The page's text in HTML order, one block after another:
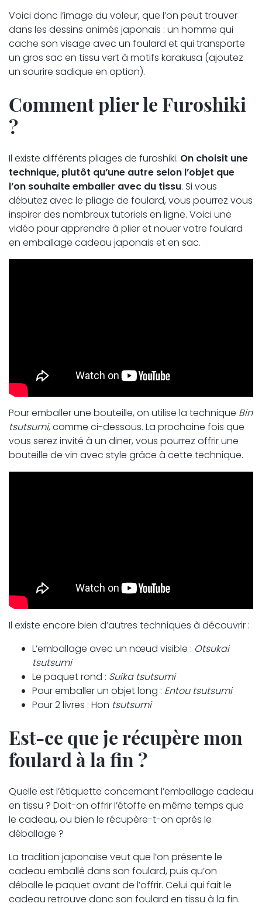
Voici donc l’image du voleur, que l’on peut trouver
dans les dessins animés japonais : un homme qui
cache son visage avec un foulard et qui transporte
un gros sac en tissu vert à motifs karakusa (ajoutez
un sourire sadique en option).
Comment plier le Furoshiki
?
Il existe différents pliages de furoshiki. On choisit une
technique, plutôt qu’une autre selon l’objet que
l’on souhaite emballer avec du tissu. Si vous
débutez avec le pliage de foulard, vous pourrez vous
inspirer des nombreux tutoriels en ligne. Voici une
vidéo pour apprendre à plier et nouer votre foulard
en emballage cadeau japonais et en sac.
Pour emballer une bouteille, on utilise la technique Bin
tsutsumi, comme ci-dessous. La prochaine fois que
vous serez invité à un diner, vous pourrez offrir une
bouteille de vin avec style grâce à cette technique.
Il existe encore bien d’autres techniques à découvrir :
L’emballage avec un nœud visible : Otsukai
tsutsumi
Le paquet rond : Suika tsutsumi
Pour emballer un objet long : Entou tsutsumi
Pour 2 livres : Hon tsutsumi
Est-ce que je récupère mon
foulard à la fin ?
Quelle est l’étiquette concernant l’emballage cadeau
en tissu ? Doit-on offrir l’étoffe en même temps que
le cadeau, ou bien le récupère-t-on après le
déballage ?
La tradition japonaise veut que l’on présente le
cadeau emballé dans son foulard, puis qu’on
déballe le paquet avant de l’offrir. Celui qui fait le
cadeau retrouve donc son foulard en tissu à la fin.